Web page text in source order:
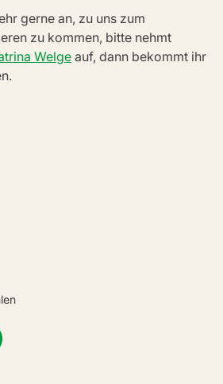
gerne an, zu uns zum
zu kommen, bitte nehmt
Welge auf, dann bekommt ihr